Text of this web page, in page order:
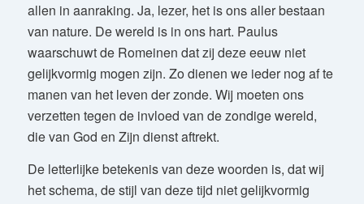
allen in aanraking. Ja, lezer, het is ons aller bestaan
van nature. De wereld is in ons hart. Paulus
waarschuwt de Romeinen dat zij deze eeuw niet
gelijkvormig mogen zijn. Zo dienen we ieder nog af te
manen van het leven der zonde. Wij moeten ons
verzetten tegen de invloed van de zondige wereld,
die van God en Zijn dienst aftrekt.
De letterlijke betekenis van deze woorden is, dat wij
het schema, de stijl van deze tijd niet gelijkvormig